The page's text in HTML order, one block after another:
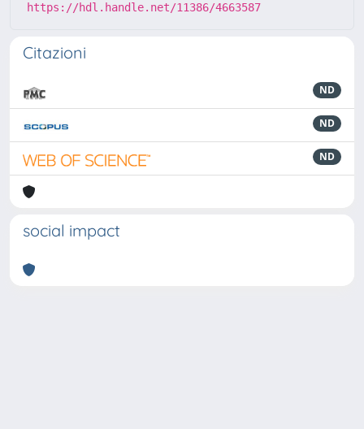
https://hdl.handle.net/11386/4663587
Citazioni
ND
ND
ND
social impact